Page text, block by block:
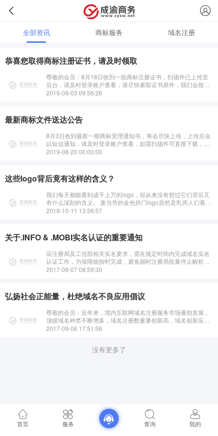
全部资讯 商标服务 域名注册
恭喜您取得商标注册证书，请及时领取
尊敬的会员：8月18日收到一批商标注册证书，扫描件已上传至
后台，请及时登录账户查看，请尽快索取证书原件，我们会按照
先后尽快安排寄出！···
2019-09-03 09:56:26
最新商标文件送达公告
8月3日收到最新一期商标受理通知书，将会尽快上传，上传后会
以短信通知，请及时登录账户查看，如需扫描件可直接下载，如
需要原件请索取，我们会按照先后尽快安排顺丰到付寄出！···
2019-08-20 00:00:00
这些logo背后竟有这样的含义？
我们每天都能看到成千上万的logo，却从来没有想过它们背后又
有什么深刻的含义。 麦当劳的金色拱门logo居然是乳房人们看到
麦当劳的logo时总是会不假思索地认为麦当劳标志只不过是表示
2018-10-11 13:56:57
关于.INFO & .MOBI实名认证的重要通知
应注册局及工信部相关实名要求，需在规定时间内完成域名实名
认证工作，为保障能按时完成，避免届时注册局批量停止解析为
您带来不便。请于6月8日之前在会员管理中心上传有效的.info &
2017-09-07 08:59:30
弘扬社会正能量，杜绝域名不良应用倡议
尊敬的会员：近年来，境内互联网域名注册服务市场蓬勃发展，
顶级域名种类不断增多，域名注册数量屡创新高，域名创新应用
层出不穷，为数字经济和“互联网+”创新发展提供了有效支撑。但
2017-09-06 17:51:56
没有更多了
首页 服务 查询 我的